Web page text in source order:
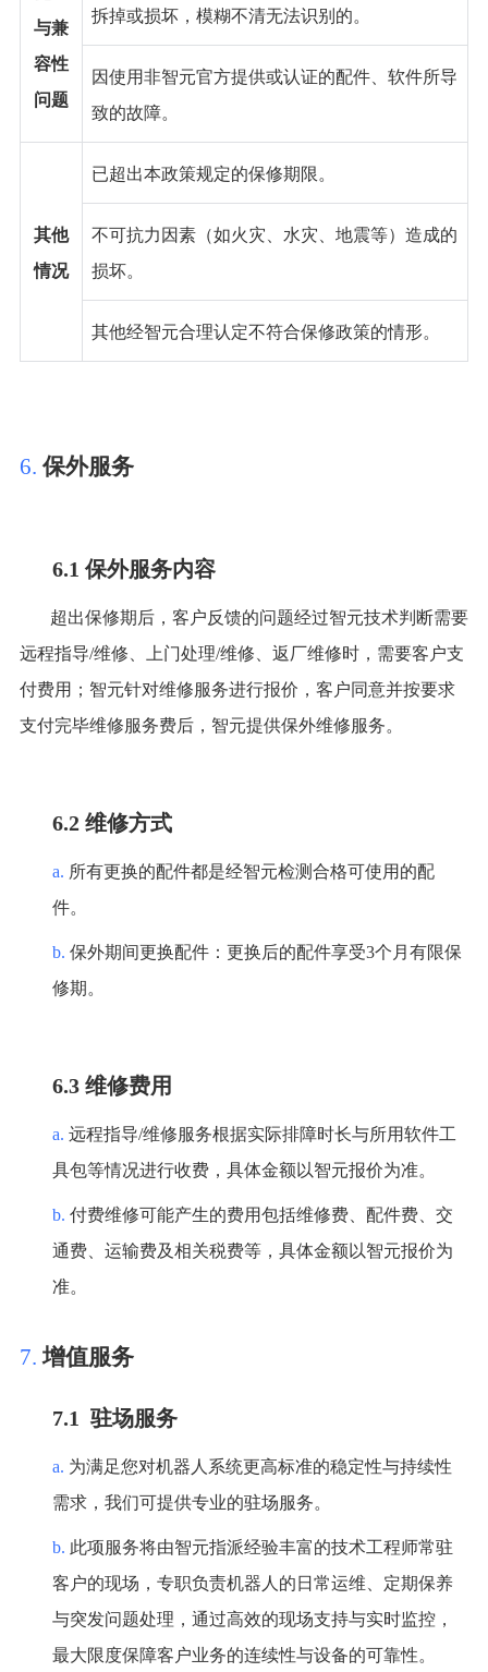
与兼
容性
问题
拆掉或损坏，模糊不清无法识别的。
因使用非智元官方提供或认证的配件、软件所导
致的故障。
其他
情况
已超出本政策规定的保修期限。
不可抗力因素（如火灾、水灾、地震等）造成的
损坏。
其他经智元合理认定不符合保修政策的情形。
6.保外服务
6.1 保外服务内容
超出保修期后，客户反馈的问题经过智元技术判断需要
远程指导/维修、上门处理/维修、返厂维修时，需要客户支
付费用；智元针对维修服务进行报价，客户同意并按要求
支付完毕维修服务费后，智元提供保外维修服务。
6.2 维修方式
a. 所有更换的配件都是经智元检测合格可使用的配
件。
b. 保外期间更换配件：更换后的配件享受3个月有限保
修期。
6.3 维修费用
a. 远程指导/维修服务根据实际排障时长与所用软件工
具包等情况进行收费，具体金额以智元报价为准。
b. 付费维修可能产生的费用包括维修费、配件费、交
通费、运输费及相关税费等，具体金额以智元报价为
准。
7.增值服务
7.1 驻场服务
a. 为满足您对机器人系统更高标准的稳定性与持续性
需求，我们可提供专业的驻场服务。
b. 此项服务将由智元指派经验丰富的技术工程师常驻
客户的现场，专职负责机器人的日常运维、定期保养
与突发问题处理，通过高效的现场支持与实时监控，
最大限度保障客户业务的连续性与设备的可靠性。